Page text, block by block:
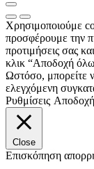
Χρησιμοποιούμε
προσφέρουμε την
προτιμήσεις σας
κλικ “Αποδοχή
Ωστόσο, μπορείτε
ελεγχόμενη
Ρυθμίσεις
Close
Επισκόπηση